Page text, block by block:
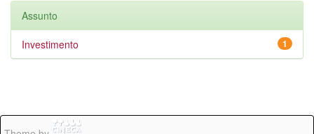
Assunto
1
Investimento